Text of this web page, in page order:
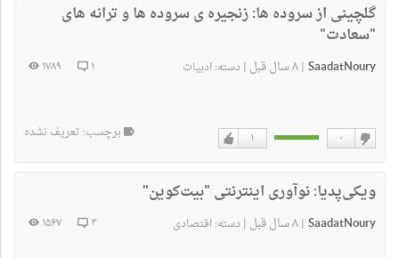
گلچینی از سروده ها:زنجیره ی سروده ها و ترانه های
"سعادت"
SaadatNoury
|۸ سال قبل | دسته:ادبیات ۱ ۱۷۸۹
۱ ۰ برچسب: تعریف نشده
ویکی‌پدیا:نوآوری اینترنتی "بیت‌کوین"
SaadatNoury
|۸ سال قبل | دسته:اقتصادی ۳ ۱۵۶۷